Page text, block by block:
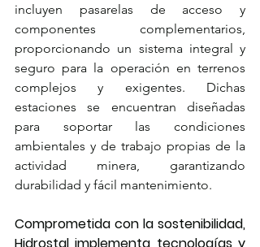
incluyen pasarelas de acceso y
componentes complementarios,
proporcionando un sistema integral y
seguro para la operación en terrenos
complejos y exigentes. Dichas
estaciones se encuentran diseñadas
para soportar las condiciones
ambientales y de trabajo propias de la
actividad minera, garantizando
durabilidad y fácil mantenimiento.
Comprometida con la sostenibilidad,
Hidrostal implementa tecnologías y